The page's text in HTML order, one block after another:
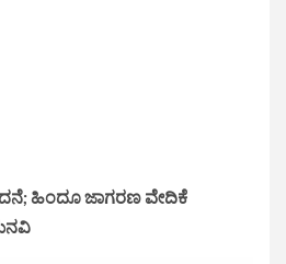
ಹಿಂದೂ ಜಾಗರಣ ವೇದಿಕೆ